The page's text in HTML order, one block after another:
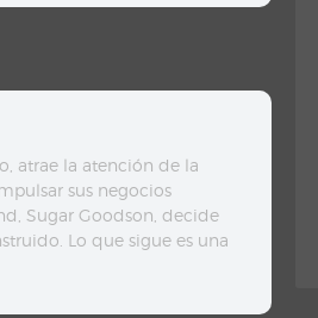
atrae la atención de la
sus negocios
Sugar Goodson, decide
Lo que sigue es una